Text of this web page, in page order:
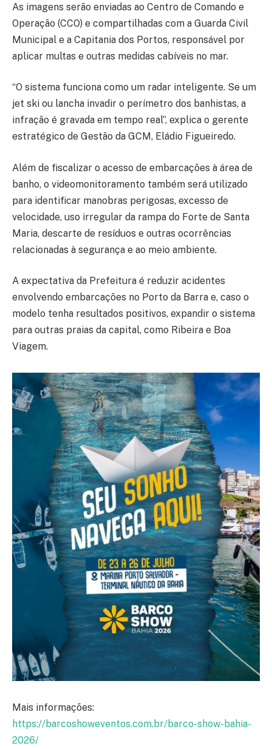
As imagens serão enviadas ao Centro de Comando e
Operação (CCO) e compartilhadas com a Guarda Civil
Municipal e a Capitania dos Portos, responsável por
aplicar multas e outras medidas cabíveis no mar.
“O sistema funciona como um radar inteligente. Se um
jet ski ou lancha invadir o perímetro dos banhistas, a
infração é gravada em tempo real”, explica o gerente
estratégico de Gestão da GCM, Eládio Figueiredo.
Além de fiscalizar o acesso de embarcações à área de
banho, o videomonitoramento também será utilizado
para identificar manobras perigosas, excesso de
velocidade, uso irregular da rampa do Forte de Santa
Maria, descarte de resíduos e outras ocorrências
relacionadas à segurança e ao meio ambiente.
A expectativa da Prefeitura é reduzir acidentes
envolvendo embarcações no Porto da Barra e, caso o
modelo tenha resultados positivos, expandir o sistema
para outras praias da capital, como Ribeira e Boa
Viagem.
Mais informações:
https://barcoshoweventos.com.br/barco-show-bahia-
2026/